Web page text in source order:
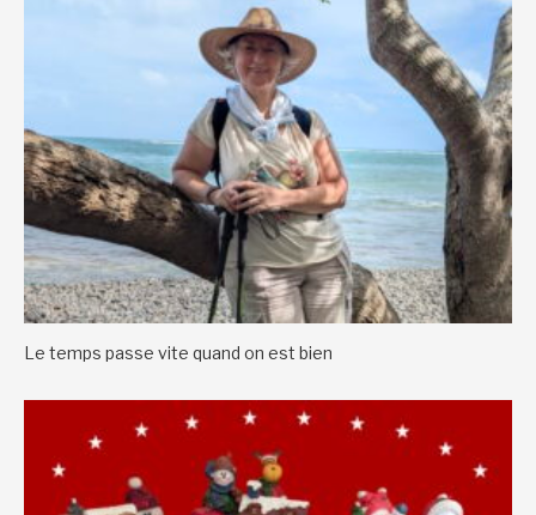
Le temps passe vite quand on est bien